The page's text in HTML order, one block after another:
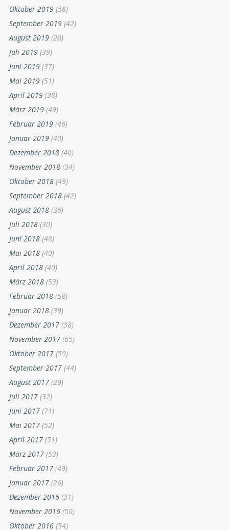
Oktober 2019 (58)
September 2019 (42)
August 2019 (28)
Juli 2019 (39)
Juni 2019 (37)
Mai 2019 (51)
April 2019 (38)
März 2019 (49)
Februar 2019 (46)
Januar 2019 (40)
Dezember 2018 (40)
November 2018 (34)
Oktober 2018 (49)
September 2018 (42)
August 2018 (36)
Juli 2018 (30)
Juni 2018 (48)
Mai 2018 (40)
April 2018 (40)
März 2018 (53)
Februar 2018 (58)
Januar 2018 (39)
Dezember 2017 (38)
November 2017 (65)
Oktober 2017 (59)
September 2017 (44)
August 2017 (29)
Juli 2017 (32)
Juni 2017 (71)
Mai 2017 (52)
April 2017 (51)
März 2017 (53)
Februar 2017 (49)
Januar 2017 (26)
Dezember 2016 (31)
November 2016 (50)
Oktober 2016 (54)